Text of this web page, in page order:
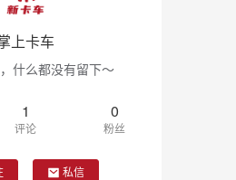
上卡车
什么都没有留下～
1
评论
0
粉丝
私信